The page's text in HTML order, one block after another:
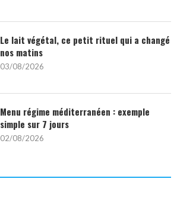
Le lait végétal, ce petit rituel qui a changé
nos matins
03/08/2026
Menu régime méditerranéen : exemple
simple sur 7 jours
02/08/2026